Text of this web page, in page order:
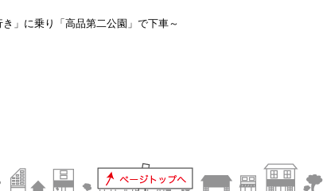
」に乗り「高品第二公園」で下車～